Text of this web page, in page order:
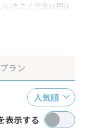
いただく代金は税込
となる場合がござい
更新されます。最
プラン
人気順
表示する